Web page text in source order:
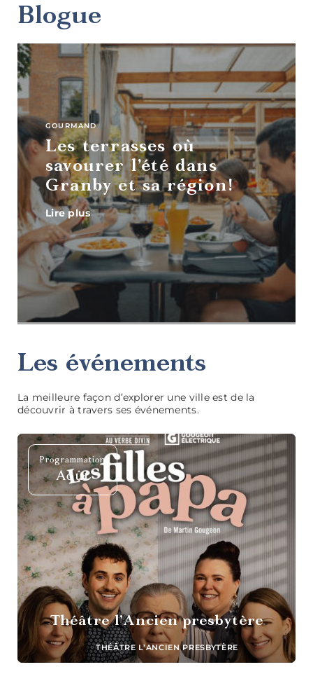
Art,
culture et
patrimoine
Boutiques
Tables
gastronomiques
Cafés et
sandwicheries
Blogue
GOURMAND
Les terrasses où
savourer l’été dans
Granby et sa région!
Lire plus
Les événements
La meilleure façon d’explorer une ville est de la
découvrir à travers ses événements.
Programmation
Août
Théâtre l’Ancien presbytère
THÉÂTRE L’ANCIEN PRESBYTÈRE